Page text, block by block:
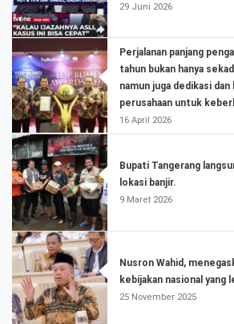
29 Juni 2026
Perjalanan panjang
tahun bukan hanya
namun juga dedikasi
perusahaan untuk
16 April 2026
Bupati Tangerang
lokasi banjir.
9 Maret 2026
Nusron Wahid,
kebijakan nasional yang
25 November 2025